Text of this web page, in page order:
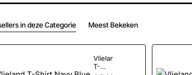
in deze Categorie Meest Bekeken
Vlieland
T-